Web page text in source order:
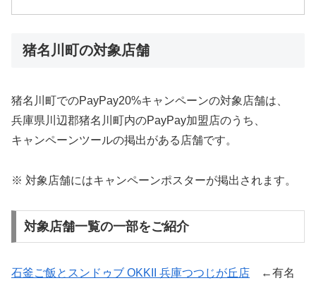
猪名川町の対象店舗
猪名川町でのPayPay20%キャンペーンの対象店舗は、
兵庫県川辺郡猪名川町内のPayPay加盟店のうち、
キャンペーンツールの掲出がある店舗です。
※ 対象店舗にはキャンペーンポスターが掲出されます。
対象店舗一覧の一部をご紹介
石釜ご飯とスンドゥブ OKKII 兵庫つつじが丘店 ←有名